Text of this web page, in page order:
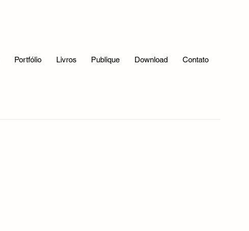
Portfólio Livros Publique Download Contato
Bastidores da Publicação Verso livre